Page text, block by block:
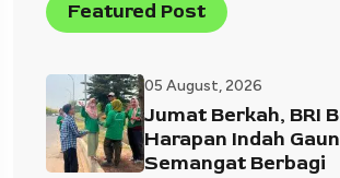
Featured Post
05 August, 2026
Jumat Berkah, BRI
Harapan Indah
Semangat Berbagi